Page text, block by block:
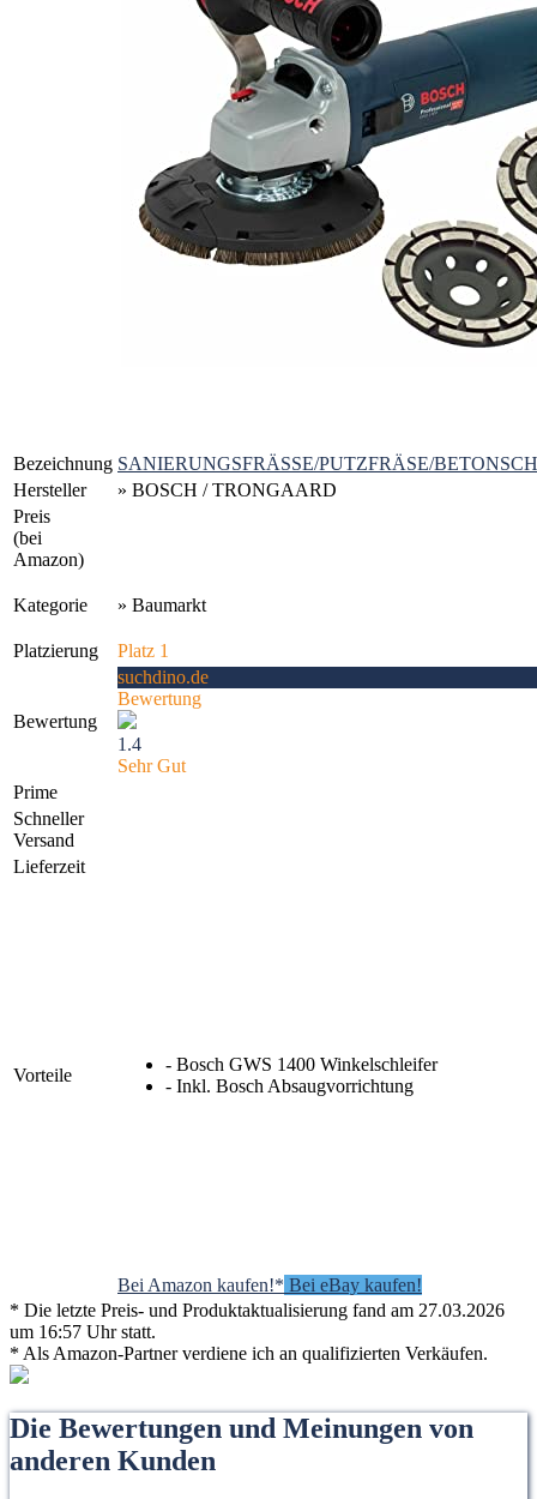
Bezeichnung SANIERUNGSFRÄSSE/PUTZFRÄSE/
Hersteller
» BOSCH / TRONGAARD
Preis
(bei
Amazon)
Kategorie » Baumarkt
Platzierung Platz 1
Bewertung
suchdino.de
Bewertung
1.4
Sehr Gut
Prime
Schneller
Versand
Lieferzeit
Vorteile
- Bosch GWS 1400 Winkelschleifer
- Inkl. Bosch Absaugvorrichtung
Bei Amazon kaufen!* Bei eBay kaufen!
* Die letzte Preis- und Produktaktualisierung fand am 27.03.2026
um 16:57 Uhr statt.
* Als Amazon-Partner verdiene ich an qualifizierten Verkäufen.
Die Bewertungen und Meinungen von
anderen Kunden